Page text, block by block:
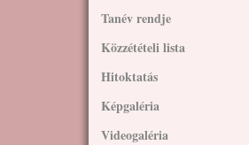
Tanév rendje
Közzétételi lista
Hitoktatás
Képgaléria
Videogaléria